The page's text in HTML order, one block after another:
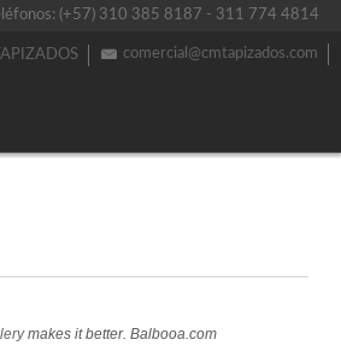
(+57) 310 385 8187 - 311 774 4814
comercial@cmtapizados.com
makes it better. Balbooa.com